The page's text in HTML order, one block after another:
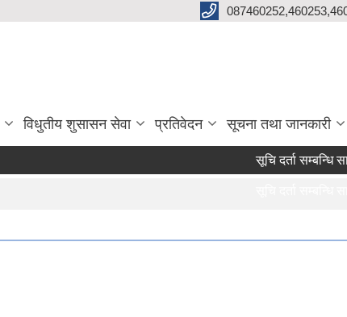
विधुतीय शुसासन सेवा प्रतिवेदन सूचना तथा जानकारी
सूचि दर्ता सम्बन्धि